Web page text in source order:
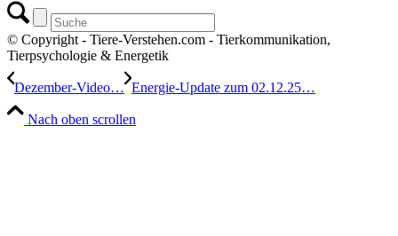
© Copyright - Tiere-Verstehen.com - Tierkommunikation,
Tierpsychologie & Energetik
Dezember-Video… Energie-Update zum 02.12.25…
Nach oben scrollen